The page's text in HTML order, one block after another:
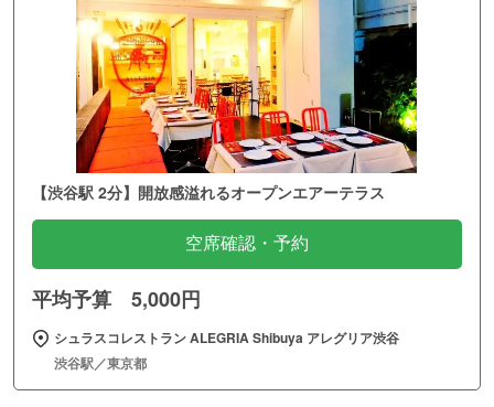
【渋谷駅 2分】開放感溢れるオープンエアーテラス
空席確認・予約
平均予算 5,000円
シュラスコレストラン ALEGRIA Shibuya アレグリア渋谷
渋谷駅／東京都